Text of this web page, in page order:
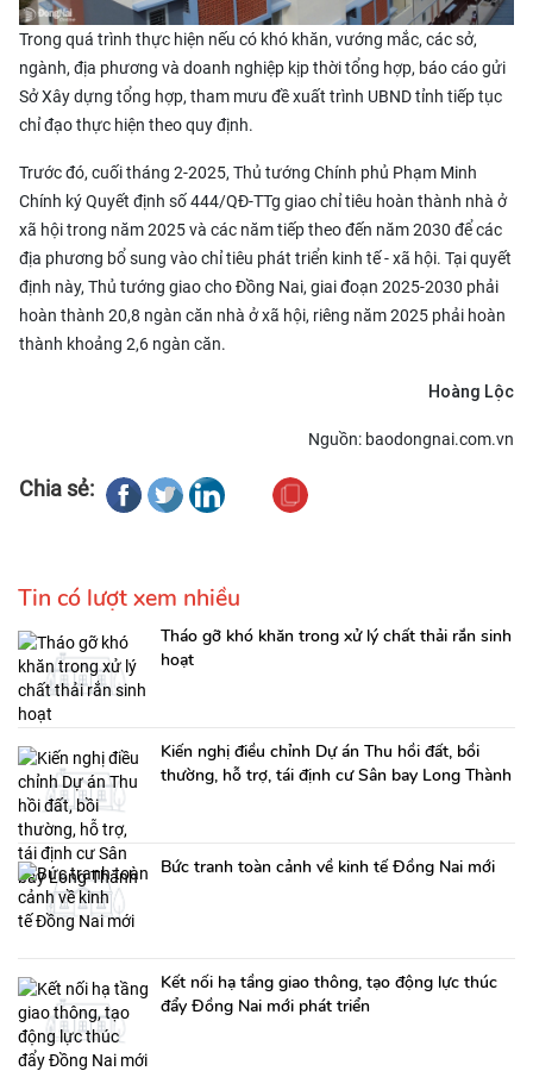
Trong quá trình thực hiện nếu có khó khăn, vướng mắc, các sở,
ngành, địa phương và doanh nghiệp kịp thời tổng hợp, báo cáo gửi
Sở Xây dựng tổng hợp, tham mưu đề xuất trình UBND tỉnh tiếp tục
chỉ đạo thực hiện theo quy định.
Trước đó, cuối tháng 2-2025, Thủ tướng Chính phủ Phạm Minh
Chính ký Quyết định số 444/QĐ-TTg giao chỉ tiêu hoàn thành nhà ở
xã hội trong năm 2025 và các năm tiếp theo đến năm 2030 để các
địa phương bổ sung vào chỉ tiêu phát triển kinh tế - xã hội. Tại quyết
định này, Thủ tướng giao cho Đồng Nai, giai đoạn 2025-2030 phải
hoàn thành 20,8 ngàn căn nhà ở xã hội, riêng năm 2025 phải hoàn
thành khoảng 2,6 ngàn căn.
Hoàng Lộc
Nguồn: baodongnai.com.vn
Chia sẻ:
Tin có lượt xem nhiều
Tháo gỡ khó khăn trong xử lý chất thải rắn sinh
hoạt
Kiến nghị điều chỉnh Dự án Thu hồi đất, bồi
thường, hỗ trợ, tái định cư Sân bay Long Thành
Bức tranh toàn cảnh về kinh tế Đồng Nai mới
Kết nối hạ tầng giao thông, tạo động lực thúc
đẩy Đồng Nai mới phát triển